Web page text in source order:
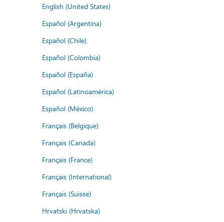
English (United States)
Español (Argentina)
Español (Chile)
Español (Colombia)
Español (España)
Español (Latinoamérica)
Español (México)
Français (Belgique)
Français (Canada)
Français (France)
Français (International)
Français (Suisse)
Hrvatski (Hrvatska)